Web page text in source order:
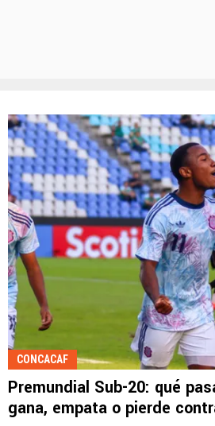
CONCACAF
Premundial Sub-20: qué
gana, empata o pierde